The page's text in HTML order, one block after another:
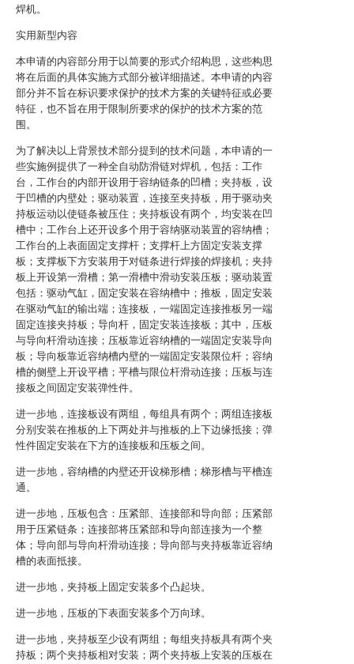
焊机。
实用新型内容
本申请的内容部分用于以简要的形式介绍构思，这些构思
将在后面的具体实施方式部分被详细描述。本申请的内容
部分并不旨在标识要求保护的技术方案的关键特征或必要
特征，也不旨在用于限制所要求的保护的技术方案的范
围。
为了解决以上背景技术部分提到的技术问题，本申请的一
些实施例提供了一种全自动防滑链对焊机，包括：工作
台，工作台的内部开设用于容纳链条的凹槽；夹持板，设
于凹槽的内壁处；驱动装置，连接至夹持板，用于驱动夹
持板运动以使链条被压住；夹持板设有两个，均安装在凹
槽中；工作台上还开设多个用于容纳驱动装置的容纳槽；
工作台的上表面固定支撑杆；支撑杆上方固定安装支撑
板；支撑板下方安装用于对链条进行焊接的焊接机；夹持
板上开设第一滑槽；第一滑槽中滑动安装压板；驱动装置
包括：驱动气缸，固定安装在容纳槽中；推板，固定安装
在驱动气缸的输出端；连接板，一端固定连接推板另一端
固定连接夹持板；导向杆，固定安装连接板；其中，压板
与导向杆滑动连接；压板靠近容纳槽的一端固定安装导向
板；导向板靠近容纳槽内壁的一端固定安装限位杆；容纳
槽的侧壁上开设平槽；平槽与限位杆滑动连接；压板与连
接板之间固定安装弹性件。
进一步地，连接板设有两组，每组具有两个；两组连接板
分别安装在推板的上下两处并与推板的上下边缘抵接；弹
性件固定安装在下方的连接板和压板之间。
进一步地，容纳槽的内壁还开设梯形槽；梯形槽与平槽连
通。
进一步地，压板包含：压紧部、连接部和导向部；压紧部
用于压紧链条；连接部将压紧部和导向部连接为一个整
体；导向部与导向杆滑动连接；导向部与夹持板靠近容纳
槽的表面抵接。
进一步地，夹持板上固定安装多个凸起块。
进一步地，压板的下表面安装多个万向球。
进一步地，夹持板至少设有两组；每组夹持板具有两个夹
持板；两个夹持板相对安装；两个夹持板上安装的压板在